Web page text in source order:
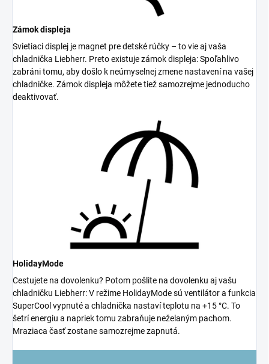
Zámok displeja
Svietiaci displej je magnet pre detské rúčky – to vie aj vaša
chladnička Liebherr. Preto existuje zámok displeja: Spoľahlivo
zabráni tomu, aby došlo k neúmyselnej zmene nastavení na vašej
chladničke. Zámok displeja môžete tiež samozrejme jednoducho
deaktivovať.
HolidayMode
Cestujete na dovolenku? Potom pošlite na dovolenku aj vašu
chladničku Liebherr: V režime HolidayMode sú ventilátor a funkcia
SuperCool vypnuté a chladnička nastaví teplotu na +15 °C. To
šetrí energiu a napriek tomu zabraňuje neželaným pachom.
Mraziaca časť zostane samozrejme zapnutá.